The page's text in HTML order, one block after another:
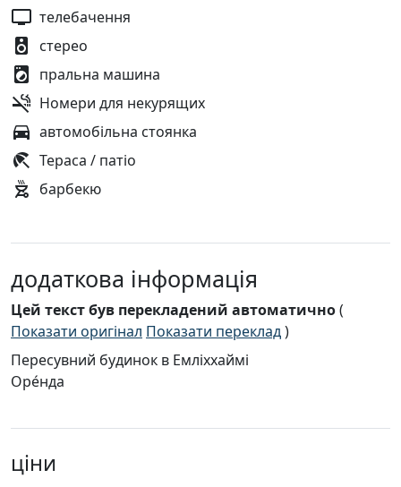
телебачення
стерео
пральна машина
Номери для некурящих
автомобільна стоянка
Тераса / патіо
барбекю
додаткова інформація
Цей текст був перекладений автоматично(
Показати оригінал Показати переклад)
Пересувний будинок в Емліххаймі
Оре́нда
ціни